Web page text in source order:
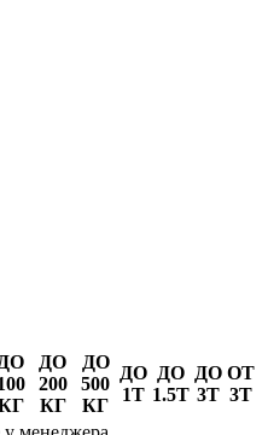
ДО
ДО
200
КГ
ДО
500
КГ
ДО
1Т
ДО
1.5Т
ДО
3Т
ОТ
3Т